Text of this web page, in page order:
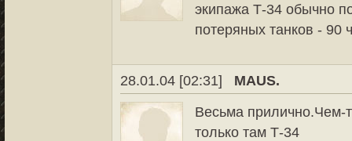
экипажа Т-34 обычно
потеряных танков - 90
28.01.04 [02:31]
MAUS.
Весьма прилично.Чем-
только там Т-34